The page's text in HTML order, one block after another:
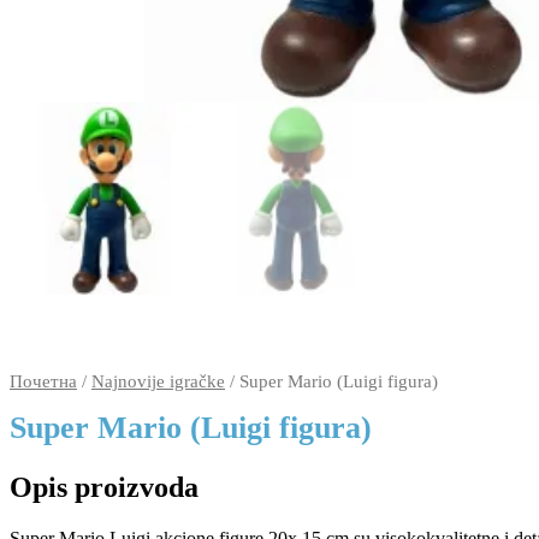
Почетна / Najnovije igračke / Super Mario (Luigi figura)
Super Mario (Luigi figura)
Opis proizvoda